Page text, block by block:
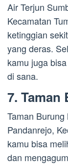
Air Terjun
Kecamatan
ketinggian
yang deras.
kamu juga
di sana.
7. Taman
Taman
Pandanrejo,
kamu bisa
dan